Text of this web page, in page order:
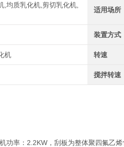
,均质乳化机,剪切乳化机,
适用场所
装置方式
机 转速
搅拌转速
功率：2.2KW，刮板为整体聚四氟乙